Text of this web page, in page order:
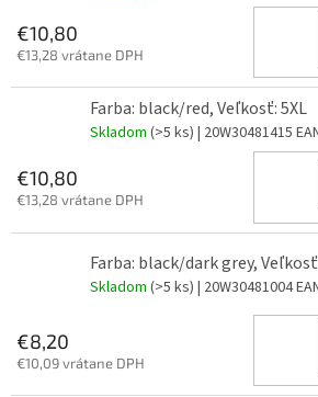
€10,80
€13,28 vrátane DPH
Farba: black/red, Veľkosť: 5XL
Skladom (>5 ks) | 20W30481415
€10,80
€13,28 vrátane DPH
Farba: black/dark grey,
Skladom (>5 ks) | 20W30481004
€8,20
€10,09 vrátane DPH